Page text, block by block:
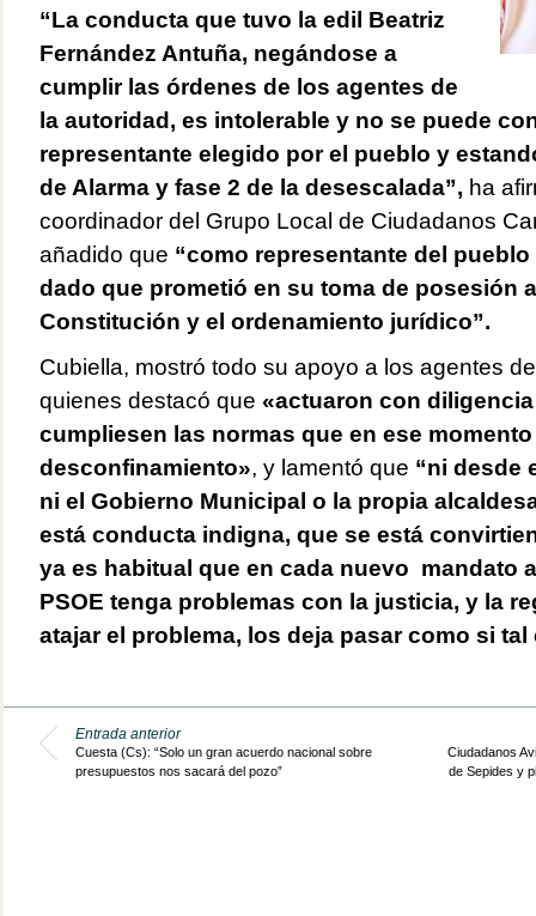
“La conducta que tuvo la edil Beatriz
Fernández Antuña, negándose a
cumplir las órdenes de los agentes de
la autoridad, es intolerable y no se puede
representante elegido por el pueblo y
de Alarma y fase 2 de la desescalada”, ha
coordinador del Grupo Local de Ciudadanos
añadido que “como representante del
dado que prometió en su toma de posesión
Constitución y el ordenamiento jurídico”.
Cubiella, mostró todo su apoyo a los agentes
quienes destacó que «actuaron con
cumpliesen las normas que en ese
desconfinamiento», y lamentó que “ni desde
ni el Gobierno Municipal o la propia
está conducta indigna, que se está
ya es habitual que en cada nuevo mandato
PSOE tenga problemas con la justicia, y la
atajar el problema, los deja pasar como si tal
Entrada anterior
Cuesta (Cs): “Solo un gran acuerdo nacional sobre
presupuestos nos sacará del pozo”
Ciudadanos
de Sepides y